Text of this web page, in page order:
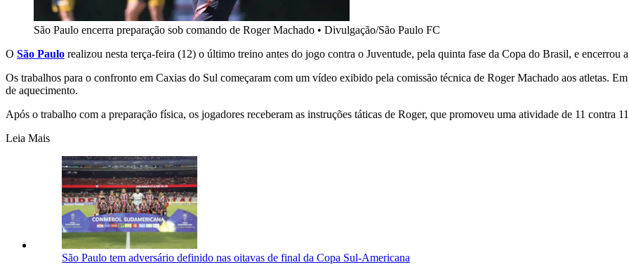
São Paulo encerra preparação sob comando de Roger Machado • Divulgação/São Paulo FC
O São Paulo realizou nesta terça-feira (12) o último treino antes do jogo contra o Juventude, pela quinta fase da Copa do Brasil, e encerrou
Os trabalhos para o confronto em Caxias do Sul começaram com um vídeo exibido pela comissão técnica de Roger Machado aos atletas.
de aquecimento.
Após o trabalho com a preparação física, os jogadores receberam as instruções táticas de Roger, que promoveu uma atividade de 11 contra
Leia Mais
São Paulo tem adversário definido nas oitavas de final da Copa Sul-Americana